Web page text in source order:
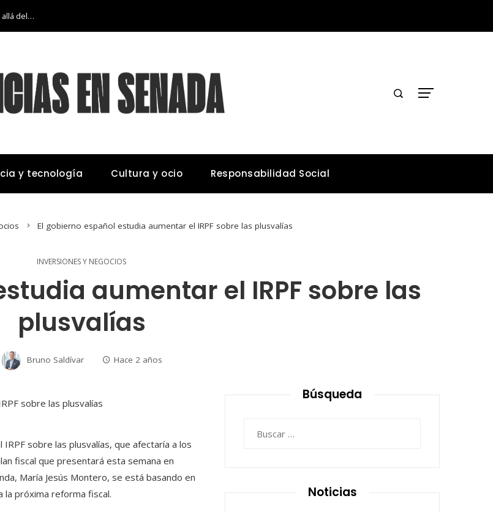
La transición económica de Argelia hacia sectores más allá del petróleo y gas
y tecnología Cultura y ocio Responsabilidad Social
El gobierno español estudia aumentar el IRPF sobre las plusvalías
INVERSIONES Y NEGOCIOS
aumentar el IRPF sobre las
plusvalías
Bruno Saldívar Hace 2 años
sobre las plusvalías, que afectaría a los
fiscal que presentará esta semana en
María Jesús Montero, se está basando en
la próxima reforma fiscal.
Búsqueda
Noticias